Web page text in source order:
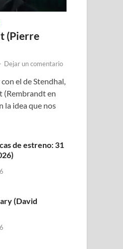
(Pierre
Dejar un comentario
el de Stendhal,
(Rembrandt en
la idea que nos
de estreno: 31
(David